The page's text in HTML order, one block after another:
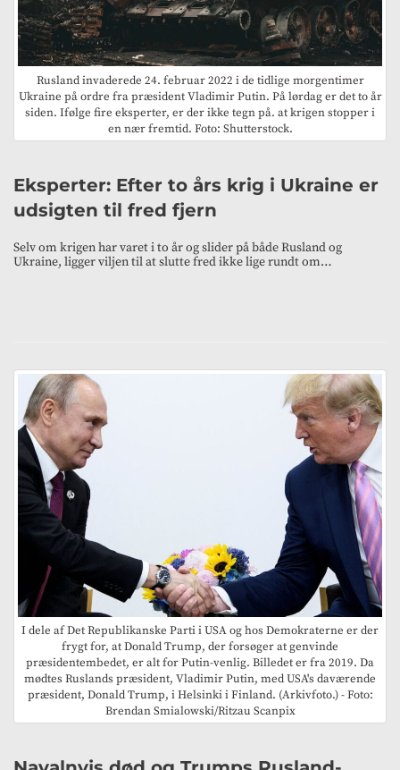
Rusland invaderede 24. februar 2022 i de tidlige morgentimer
Ukraine på ordre fra præsident Vladimir Putin. På lørdag er det to år
siden. Ifølge fire eksperter, er der ikke tegn på. at krigen stopper i
en nær fremtid. Foto: Shutterstock.
Eksperter: Efter to års krig i Ukraine er
udsigten til fred fjern
Selv om krigen har varet i to år og slider på både Rusland og
Ukraine, ligger viljen til at slutte fred ikke lige rundt om…
I dele af Det Republikanske Parti i USA og hos Demokraterne er der
frygt for, at Donald Trump, der forsøger at genvinde
præsidentembedet, er alt for Putin-venlig. Billedet er fra 2019. Da
mødtes Ruslands præsident, Vladimir Putin, med USA's daværende
præsident, Donald Trump, i Helsinki i Finland. (Arkivfoto.) - Foto:
Brendan Smialowski/Ritzau Scanpix